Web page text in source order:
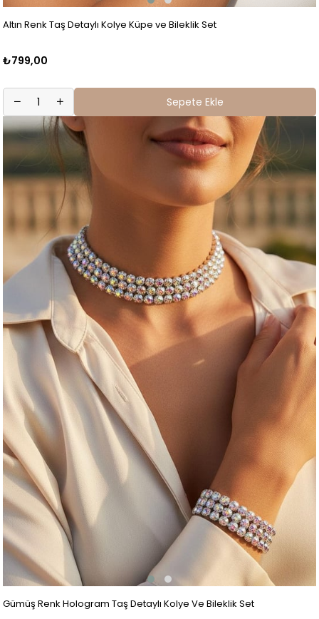
Altın Renk Taş Detaylı Kolye Küpe ve Bileklik Set
₺799,00
Sepete Ekle
Gümüş Renk Hologram Taş Detaylı Kolye Ve Bileklik Set